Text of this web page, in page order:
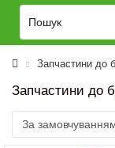
Запчастини до
Запчастини до